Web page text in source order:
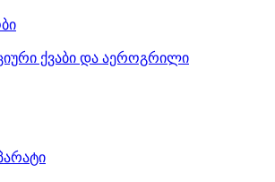
ქვაბი და აეროგრილი